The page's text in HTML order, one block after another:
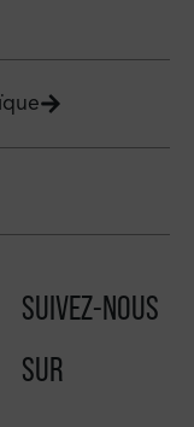
SUIVEZ-NOUS
SUR